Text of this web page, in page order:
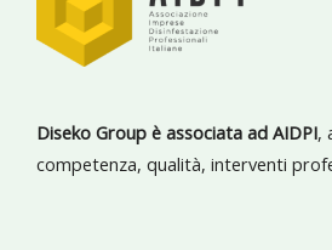
Diseko Group è associata ad AIDPI,
competenza, qualità, interventi